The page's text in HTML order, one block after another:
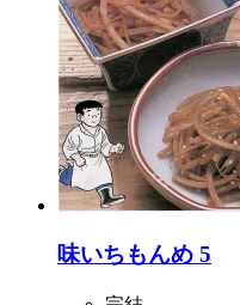
味いちもんめ 5